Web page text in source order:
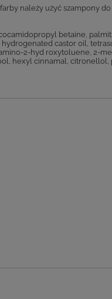
należy użyć szampony do
betaine,
castor oil,
2-hyd roxytoluene, 2-
hexyl cinnamal, citronellol,